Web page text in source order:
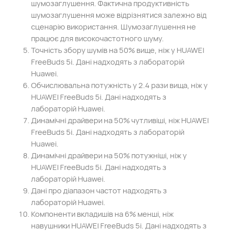
шумозаглушення. Фактична продуктивність
шумозаглушення може відрізнятися залежно від
сценарію використання. Шумозаглушення не
працює для високочастотного шуму.
Точність збору шумів на 50% вище, ніж у HUAWEI
FreeBuds 5i. Дані надходять з лабораторій
Huawei.
Обчислювальна потужність у 2.4 рази вища, ніж у
HUAWEI FreeBuds 5i. Дані надходять з
лабораторій Huawei.
Динамічні драйвери на 50% чутливіші, ніж HUAWEI
FreeBuds 5i. Дані надходять з лабораторій
Huawei.
Динамічні драйвери на 50% потужніші, ніж у
HUAWEI FreeBuds 5i. Дані надходять з
лабораторій Huawei.
Дані про діапазон частот надходять з
лабораторій Huawei.
Компоненти вкладишів на 6% менші, ніж
навушники HUAWEI FreeBuds 5i. Дані надходять з